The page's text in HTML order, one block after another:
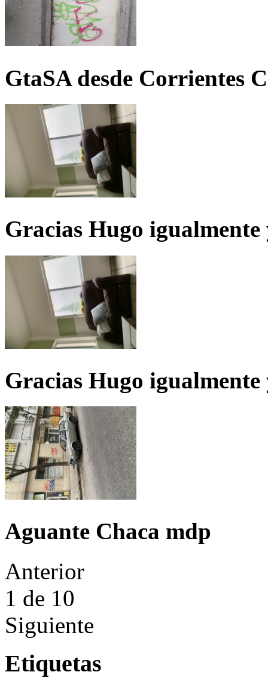
GtaSA desde Corrientes
Gracias Hugo igualmente
Gracias Hugo igualmente
Aguante Chaca mdp
Anterior
1 de 10
Siguiente
Etiquetas